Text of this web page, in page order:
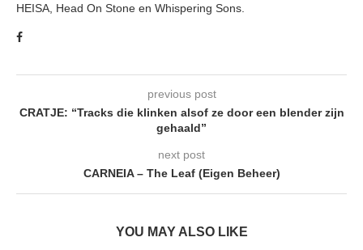
HEISA, Head On Stone en Whispering Sons.
previous post
CRATJE: “Tracks die klinken alsof ze door een blender zijn
gehaald”
next post
CARNEIA – The Leaf (Eigen Beheer)
YOU MAY ALSO LIKE